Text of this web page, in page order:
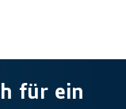
für ein